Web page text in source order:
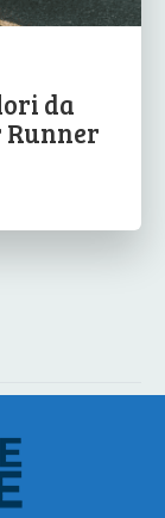
da
Runner